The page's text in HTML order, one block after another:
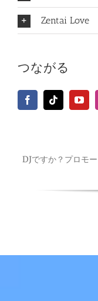
Zentai Love
つながる
DJですか？プロモ